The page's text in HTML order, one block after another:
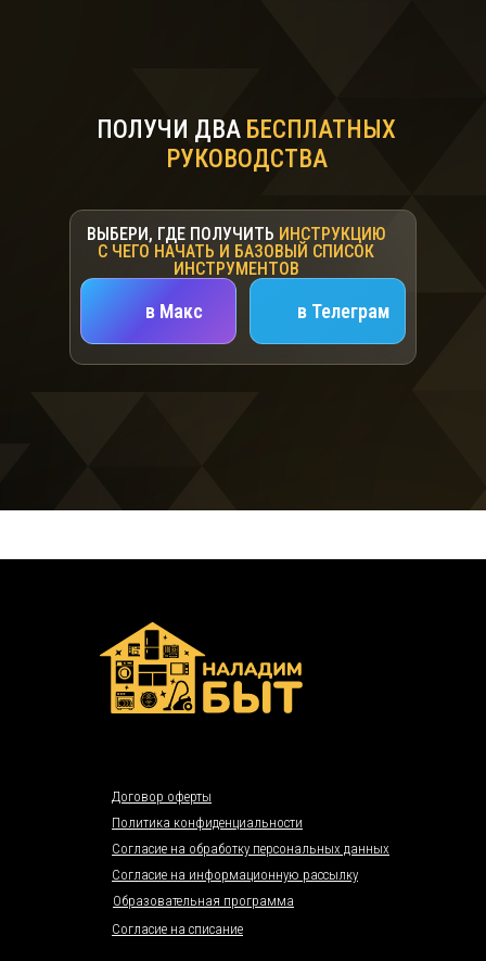
ПОЛУЧИ ДВА БЕСПЛАТНЫХ
РУКОВОДСТВА
в Телеграм
в Макс
ВЫБЕРИ, ГДЕ ПОЛУЧИТЬ ИНСТРУКЦИЮ
С ЧЕГО НАЧАТЬ И БАЗОВЫЙ СПИСОК
ИНСТРУМЕНТОВ
Политика конфиденциальности
Согласие на обработку персональных данных
Договор оферты
Согласие на информационную рассылку
Согласие на списание
Образовательная программа